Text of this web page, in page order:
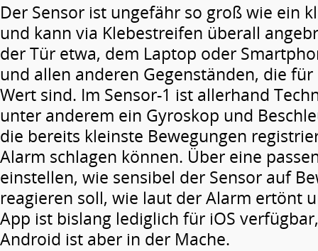
Der Sensor ist ungefähr so groß wie ein
und kann via Klebestreifen überall
der Tür etwa, dem Laptop oder
und allen anderen Gegenständen, die
Wert sind. Im Sensor-1 ist allerhand
unter anderem ein Gyroskop und
die bereits kleinste Bewegungen
Alarm schlagen können. Über eine
einstellen, wie sensibel der Sensor auf
reagieren soll, wie laut der Alarm ertönt
App ist bislang lediglich für iOS
Android ist aber in der Mache.